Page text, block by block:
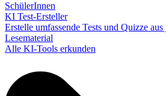
SchülerInnen
KI Test-Ersteller
Erstelle umfassende Tests und Quizze aus
Lesematerial
Alle KI-Tools erkunden